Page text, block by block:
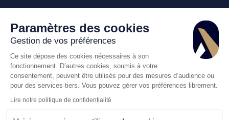
Paramètres des cookies
Gestion de vos préférences
Ce site dépose des cookies nécessaires à son
fonctionnement. D’autres cookies, soumis à votre
consentement, peuvent être utilisés pour des mesures d’audience ou
pour des services tiers. Vous pouvez gérer vos préférences librement.
Lire notre politique de confidentialité